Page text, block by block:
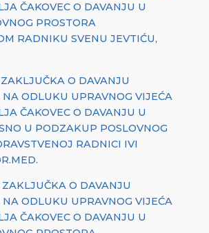
ČAKOVEC O DAVANJU U
PROSTORA
RADNIKU SVENU JEVTIĆU,
O DAVANJU
NA ODLUKU UPRAVNOG VIJEĆA
ČAKOVEC O DAVANJU U
U PODZAKUP POSLOVNOG
RADNICI IVI
O DAVANJU
NA ODLUKU UPRAVNOG VIJEĆA
ČAKOVEC O DAVANJU U